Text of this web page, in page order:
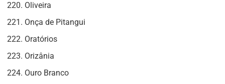
Oliveira
Onça de Pitangui
Oratórios
Orizânia
Ouro Branco